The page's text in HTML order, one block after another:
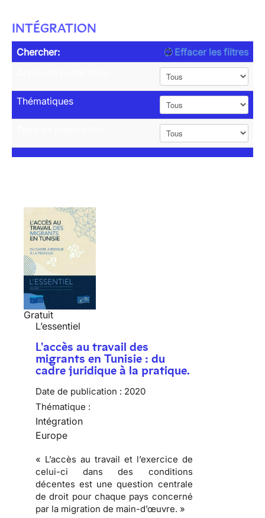
INTÉGRATION
Chercher:
Effacer les filtres
Thématiques
Gratuit
L’essentiel
L'accès au travail des
migrants en Tunisie : du
cadre juridique à la pratique.
Date de publication : 2020
Thématique :
Intégration
Europe
« L’accès au travail et l’exercice de
celui-ci dans des conditions
décentes est une question centrale
de droit pour chaque pays concerné
par la migration de main-d’œuvre. »